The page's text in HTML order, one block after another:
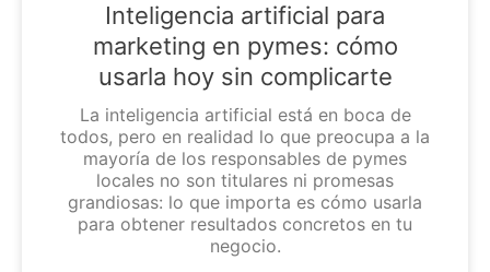
Inteligencia artificial para
marketing en pymes: cómo
usarla hoy sin complicarte
La inteligencia artificial está en boca de
todos, pero en realidad lo que preocupa a la
mayoría de los responsables de pymes
locales no son titulares ni promesas
grandiosas: lo que importa es cómo usarla
para obtener resultados concretos en tu
negocio.